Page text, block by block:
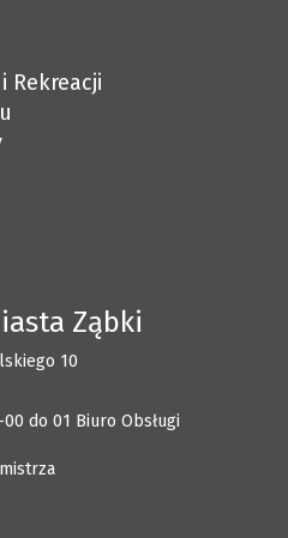
Rekreacji
Ząbki
10
do 01 Biuro Obsługi